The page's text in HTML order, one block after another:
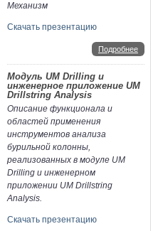
Механизм
Скачать презентацию
Подробнее
Модуль UM Drilling и
инженерное приложение UM
Drillstring Analysis
Описание функционала и
областей применения
инструментов анализа
бурильной колонны,
реализованных в модуле UM
Drilling и инженерном
приложении UM Drillstring
Analysis.
Скачать презентацию